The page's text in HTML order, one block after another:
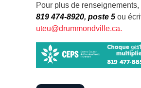
Pour plus de
819 474-8920, poste 5 ou
uteu@drummondville.ca.